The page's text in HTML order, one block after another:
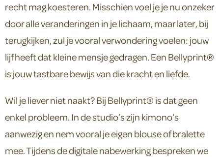
recht mag koesteren. Misschien voel je je nu onzeker
door alle veranderingen in je lichaam, maar later, bij
terugkijken, zul je vooral verwondering voelen: jouw
lijf heeft dat kleine mensje gedragen. Een Bellyprint®
is jouw tastbare bewijs van die kracht en liefde.
Wil je liever niet naakt? Bij Bellyprint® is dat geen
enkel probleem. In de studio’s zijn kimono’s
aanwezig en nem vooral je eigen blouse of bralette
mee. Tijdens de digitale nabewerking bespreken we